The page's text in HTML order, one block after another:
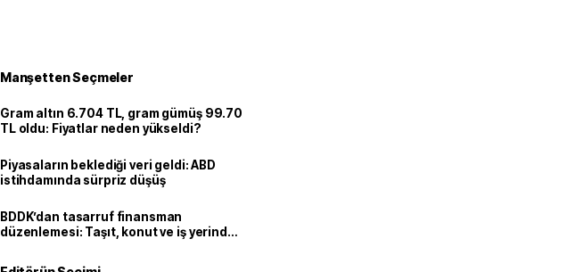
Manşetten Seçmeler
Gram altın 6.704 TL, gram gümüş 99.70
TL oldu: Fiyatlar neden yükseldi?
Piyasaların beklediği veri geldi: ABD
istihdamında sürpriz düşüş
BDDK’dan tasarruf finansman
düzenlemesi: Taşıt, konut ve iş yerinde